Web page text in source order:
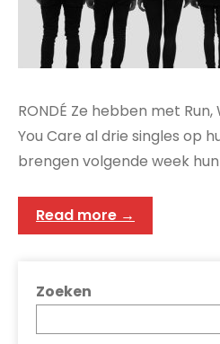
RONDÉ Ze hebben met
You Care al drie singles op
brengen volgende week
Read more →
Zoeken